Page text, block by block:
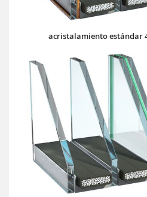
acristalamiento estándar